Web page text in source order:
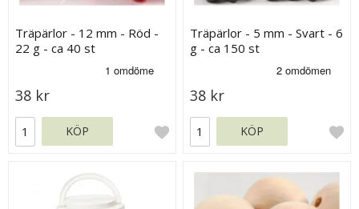
Träpärlor - 12 mm - Röd -
22 g - ca 40 st
38 kr
KÖP
Träpärlor - 5 mm - Svart - 6
g - ca 150 st
38 kr
KÖP